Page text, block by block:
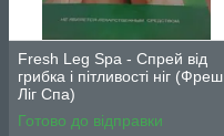
Fresh Leg Spa - Спрей від
грибка і пітливості ніг (Фреш
Ліг Спа)
Готово до відправки